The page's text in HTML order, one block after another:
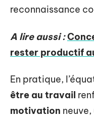
reconnaissance
A lire aussi :
rester productif
En pratique,
être au travail
motivation neuve,